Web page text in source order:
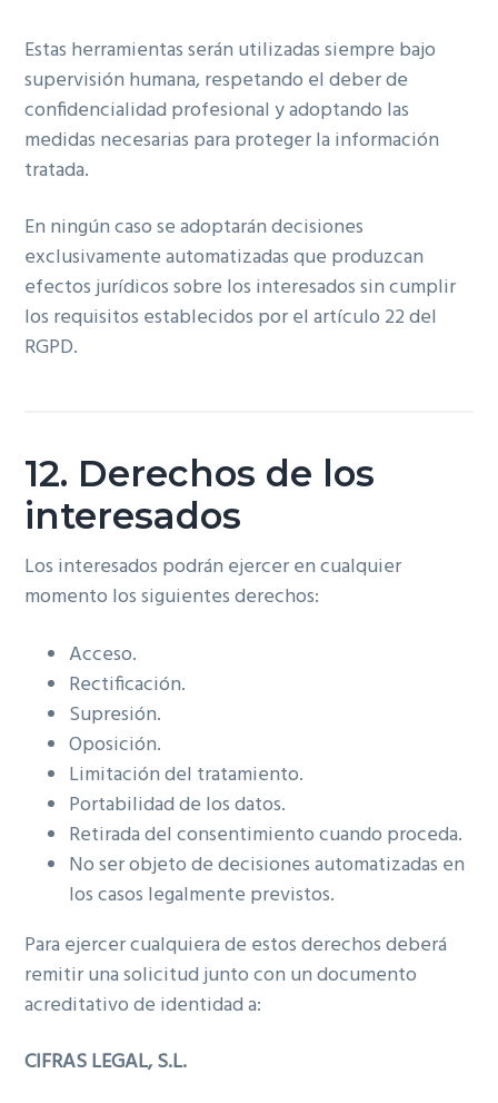
Estas herramientas serán utilizadas siempre bajo
supervisión humana, respetando el deber de
confidencialidad profesional y adoptando las
medidas necesarias para proteger la información
tratada.
En ningún caso se adoptarán decisiones
exclusivamente automatizadas que produzcan
efectos jurídicos sobre los interesados sin cumplir
los requisitos establecidos por el artículo 22 del
RGPD.
12. Derechos de los
interesados
Los interesados podrán ejercer en cualquier
momento los siguientes derechos:
Acceso.
Rectificación.
Supresión.
Oposición.
Limitación del tratamiento.
Portabilidad de los datos.
Retirada del consentimiento cuando proceda.
No ser objeto de decisiones automatizadas en
los casos legalmente previstos.
Para ejercer cualquiera de estos derechos deberá
remitir una solicitud junto con un documento
acreditativo de identidad a:
CIFRAS LEGAL, S.L.